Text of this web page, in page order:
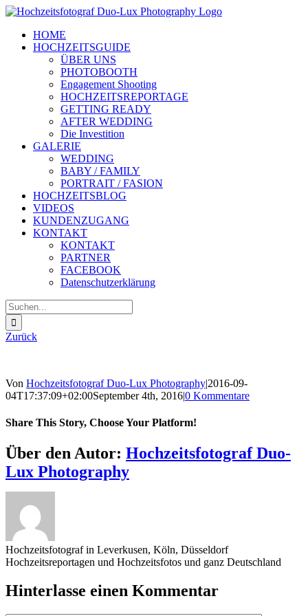
Zum
springenHOME
HOCHZEITSGUIDE
ÜBER UNS
PHOTOBOOTH
Engagement Shooting
HOCHZEITSREPORTAGE
GETTING READY
AFTER WEDDING
Die Investition
GALERIE
WEDDING
BABY / FAMILY
PORTRAIT / FASION
HOCHZEITSBLOG
VIDEOS
KUNDENZUGANG
KONTAKT
KONTAKT
PARTNER
FACEBOOK
Datenschutzerklärung
Suche
nach:
Zurück
Von Hochzeitsfotograf Duo-Lux Photography|2016-09-
04T17:37:09+02:00September 4th, 2016|0 Kommentare
Share This Story, Choose Your Platform!
Sharing_facebook
Sharing_twitter
Sharing_reddit
Über den Autor: Hochzeitsfotograf Duo-
Lux Photography
Hochzeitsfotograf in Leverkusen, Köln, Düsseldorf
Hochzeitsreportagen und Hochzeitsfotos und ganz Deutschland
Hinterlasse einen Kommentar